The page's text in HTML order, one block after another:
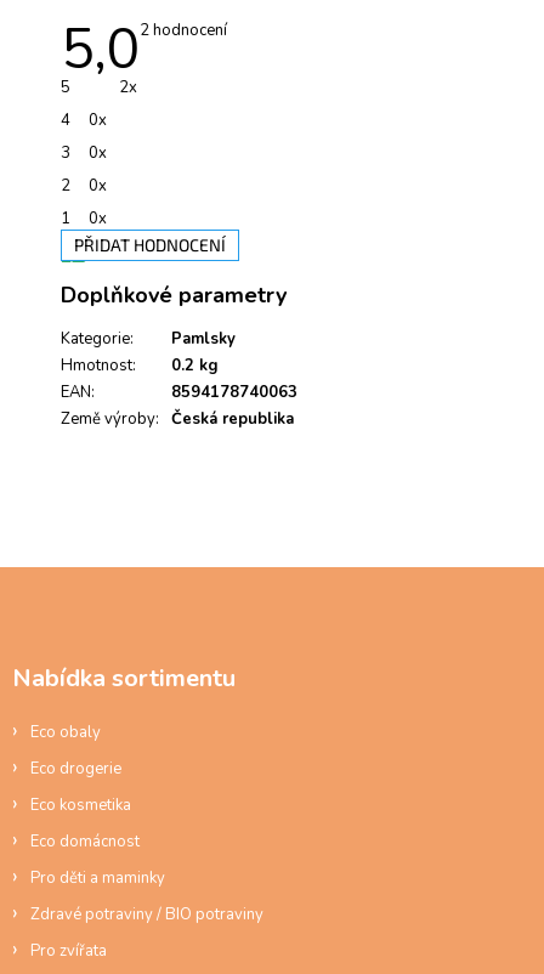
5,0Průměrné
2 hodnocení
5
2x
4
0x
3
0x
2
0x
1
0x
PŘIDAT HODNOCENÍ
ý
i
s
o
d
í
Doplňkové parametry
Kategorie:
Pamlsky
Hmotnost:
0.2 kg
EAN:
8594178740063
Země výroby: Česká republika
Nabídka sortimentu
Eco obaly
Eco drogerie
Eco kosmetika
Eco domácnost
Pro děti a maminky
Zdravé potraviny / BIO potraviny
Pro zvířata